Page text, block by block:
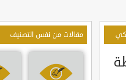
مقالات من نفس التصنيف